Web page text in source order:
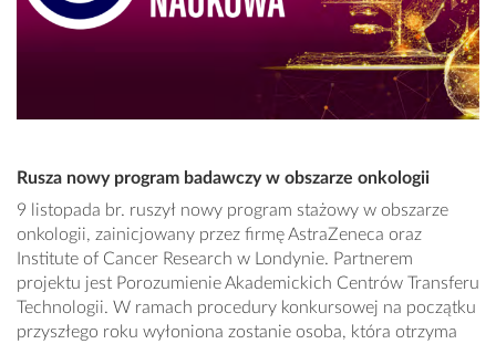
Rusza nowy program badawczy w obszarze onkologii
9 listopada br. ruszył nowy program stażowy w obszarze
onkologii, zainicjowany przez firmę AstraZeneca oraz
Institute of Cancer Research w Londynie. Partnerem
projektu jest Porozumienie Akademickich Centrów Transferu
Technologii. W ramach procedury konkursowej na początku
przyszłego roku wyłoniona zostanie osoba, która otrzyma